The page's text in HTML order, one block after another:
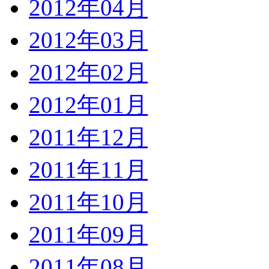
2012年04月
2012年03月
2012年02月
2012年01月
2011年12月
2011年11月
2011年10月
2011年09月